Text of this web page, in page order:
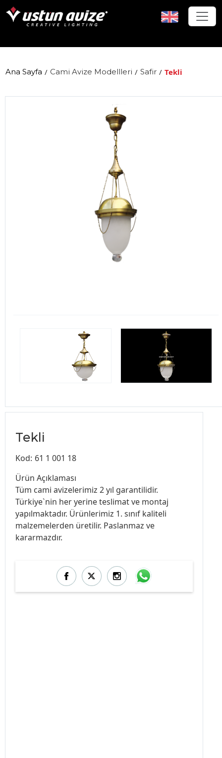
Ana Sayfa / Cami Avize Modellleri / Safir / Tekli
Tekli
Kod: 61 1 001 18
Ürün Açıklaması
Tüm cami avizelerimiz 2 yıl garantilidir.
Türkiye`nin her yerine teslimat ve montaj
yapılmaktadır. Ürünlerimiz 1. sınıf kaliteli
malzemelerden üretilir. Paslanmaz ve
kararmazdır.